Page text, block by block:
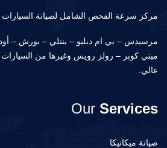
مركز سرعة الفحص الشامل لصيانة
مرسيدس – بي ام دبليو – بنتلي – بورش –
ميني كوبر – رولز رويس وغيرها من
عالي.
Our Services
صيانة ميكانيكا